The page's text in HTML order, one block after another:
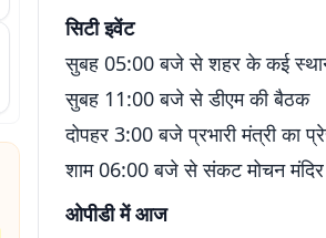
सिटी इवेंट
सुबह 05:00 बजे से शहर के कई
सुबह 11:00 बजे से डीएम की बैठक
दोपहर 3:00 बजे प्रभारी मंत्री का
शाम 06:00 बजे से संकट मोचन मंदिर
ओपीडी में आज